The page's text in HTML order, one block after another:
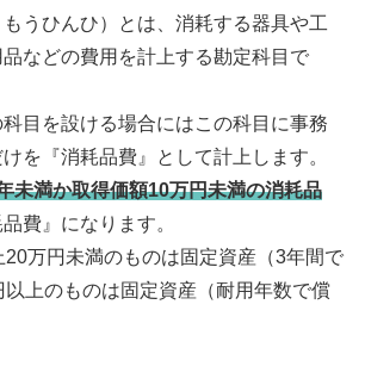
うひんひ）とは、消耗する器具や工
などの費用を計上する勘定科目で
科目を設ける場合にはこの科目に事務
を『消耗品費』として計上します。
未満か取得価額10万円未満の消耗品
費』になります。
万円未満のものは固定資産（3年間で
上のものは固定資産（耐用年数で償